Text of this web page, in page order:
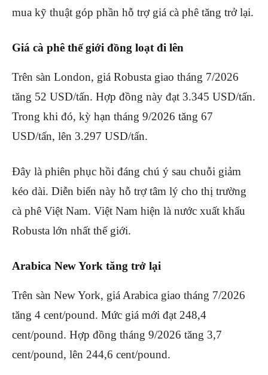
mua kỹ thuật góp phần hỗ trợ giá cà phê tăng trở lại.
Giá cà phê thế giới đồng loạt đi lên
Trên sàn London, giá Robusta giao tháng 7/2026
tăng 52 USD/tấn. Hợp đồng này đạt 3.345 USD/tấn.
Trong khi đó, kỳ hạn tháng 9/2026 tăng 67
USD/tấn, lên 3.297 USD/tấn.
Đây là phiên phục hồi đáng chú ý sau chuỗi giảm
kéo dài. Diễn biến này hỗ trợ tâm lý cho thị trường
cà phê Việt Nam. Việt Nam hiện là nước xuất khẩu
Robusta lớn nhất thế giới.
Arabica New York tăng trở lại
Trên sàn New York, giá Arabica giao tháng 7/2026
tăng 4 cent/pound. Mức giá mới đạt 248,4
cent/pound. Hợp đồng tháng 9/2026 tăng 3,7
cent/pound, lên 244,6 cent/pound.